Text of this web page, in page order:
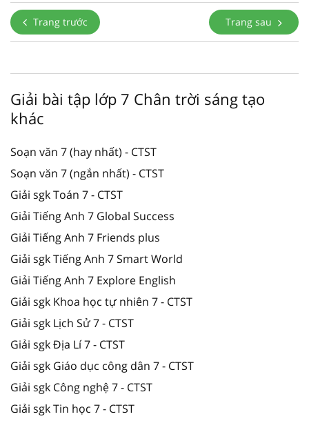
Trang trước Trang sau
Giải bài tập lớp 7 Chân trời sáng tạo
khác
Soạn văn 7 (hay nhất) - CTST
Soạn văn 7 (ngắn nhất) - CTST
Giải sgk Toán 7 - CTST
Giải Tiếng Anh 7 Global Success
Giải Tiếng Anh 7 Friends plus
Giải sgk Tiếng Anh 7 Smart World
Giải Tiếng Anh 7 Explore English
Giải sgk Khoa học tự nhiên 7 - CTST
Giải sgk Lịch Sử 7 - CTST
Giải sgk Địa Lí 7 - CTST
Giải sgk Giáo dục công dân 7 - CTST
Giải sgk Công nghệ 7 - CTST
Giải sgk Tin học 7 - CTST